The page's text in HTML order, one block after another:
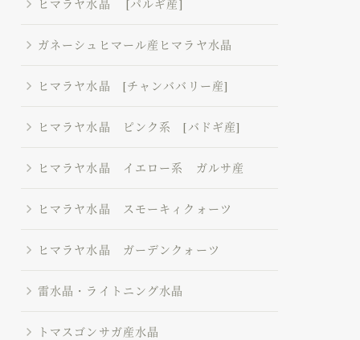
ヒマラヤ水晶 [パルギ産]
ガネーシュヒマール産ヒマラヤ水晶
ヒマラヤ水晶 [チャンババリー産]
ヒマラヤ水晶 ピンク系 [バドギ産]
ヒマラヤ水晶 イエロー系 ガルサ産
ヒマラヤ水晶 スモーキィクォーツ
ヒマラヤ水晶 ガーデンクォーツ
雷水晶・ライトニング水晶
トマスゴンサガ産水晶